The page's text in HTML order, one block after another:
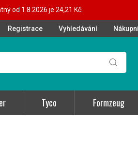
od 1.8.2026 je 24,21 Kč.
Registrace Vyhledávání
Tyco Formzeug